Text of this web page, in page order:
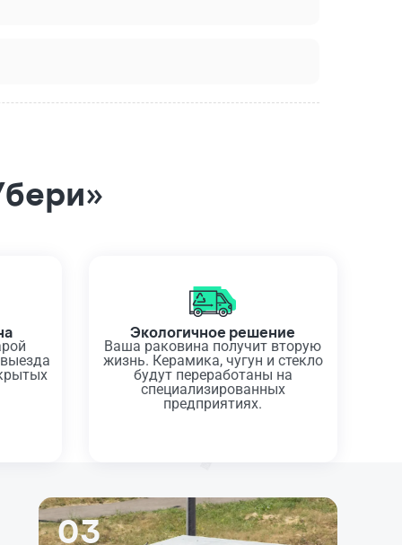
Экологичное решение
Ваша раковина получит вторую
жизнь. Керамика, чугун и стекло
будут переработаны на
специализированных
предприятиях.
03